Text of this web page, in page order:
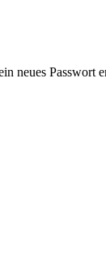
neues Passwort